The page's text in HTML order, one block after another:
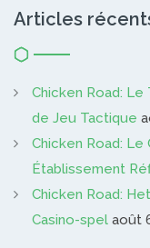
Articles
Chicken Road:
de Jeu Tactique
Chicken Road:
Établissement
Chicken Road:
Casino-spel août